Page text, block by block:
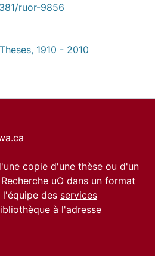
ruor-9856
1910 - 2010
copie d'une thèse ou d'un
uO dans un format
des services
à l'adresse